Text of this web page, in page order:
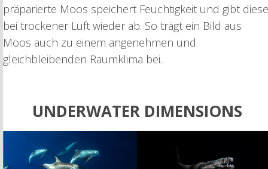
präparierte Moos speichert Feuchtigkeit und gibt diese
bei trockener Luft wieder ab. So trägt ein Bild aus
Moos auch zu einem angenehmen und
gleichbleibenden Raumklima bei.
UNDERWATER DIMENSIONS